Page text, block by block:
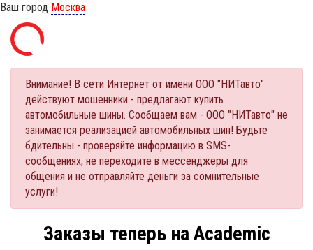
Ваш город Москва
Внимание! В сети Интернет от имени ООО "НИТавто"
действуют мошенники - предлагают купить
автомобильные шины. Сообщаем вам - ООО "НИТавто" не
занимается реализацией автомобильных шин! Будьте
бдительны - проверяйте информацию в SMS-
сообщениях, не переходите в мессенджеры для
общения и не отправляйте деньги за сомнительные
услуги!
Заказы теперь на Academic